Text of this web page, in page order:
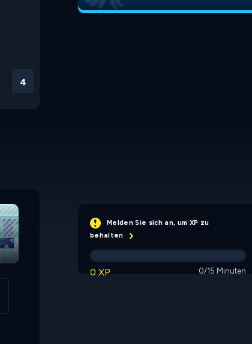
3
Melden Sie sich an, um XP zu
behalten
0 XP 0/15 Minuten